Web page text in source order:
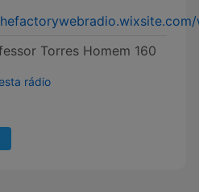
Torres Homem 160
rádio